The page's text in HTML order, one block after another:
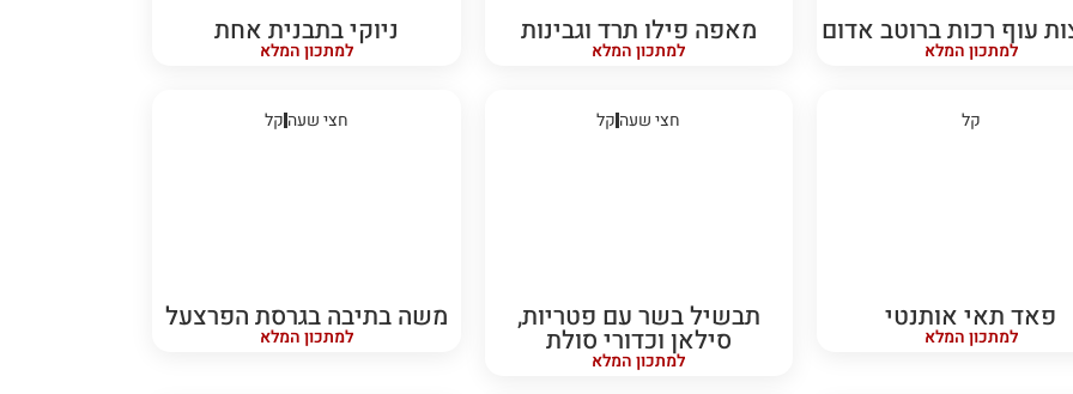
עוף רכות ברוטב אדום
למתכון המלא
מאפה פילו תרד וגבינות
למתכון המלא
ניוקי בתבנית אחת
למתכון המלא
קל
פאד תאי אותנטי
למתכון המלא
חצי שעהקל
תבשיל בשר עם פטריות,
סילאן וכדורי סולת
למתכון המלא
חצי שעהקל
משה בתיבה בגרסת הפרצעל
למתכון המלא